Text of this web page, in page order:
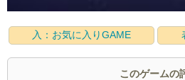
入：お気に入りGAME
このゲームの